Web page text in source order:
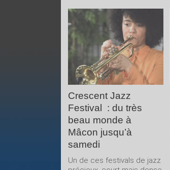
LIRE LA
SUITE
Crescent Jazz
Festival : du très
beau monde à
Mâcon jusqu’à
samedi
Un de ces festivals de jazz